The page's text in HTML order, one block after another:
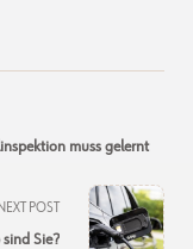
muss gelernt
NEXT POST
Sie?